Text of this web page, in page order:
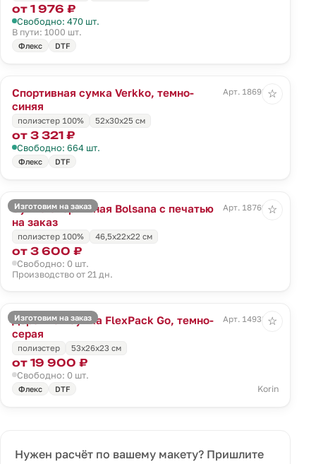
от 1 976 ₽
Свободно: 470 шт.
В пути: 1000 шт.
Флекс DTF
Спортивная сумка Verkko, темно-
синяя
Арт. 18698.43
полиэстер 100% 52х30х25 см
от 3 321 ₽
Свободно: 664 шт.
Флекс DTF
☆
Изготовим на заказ
Сумка спортивная Bolsana с печатью
на заказ
Арт. 18769.00
полиэстер 100% 46,5х22х22 см
от 3 600 ₽
Свободно: 0 шт.
Производство от 21 дн.
☆
Изготовим на заказ
Дорожная сумка FlexPack Go, темно-
серая
Арт. 14938.31
полиэстер 53x26x23 см
от 19 900 ₽
Свободно: 0 шт.
Флекс DTF Korin
☆
Нужен расчёт по вашему макету? Пришлите